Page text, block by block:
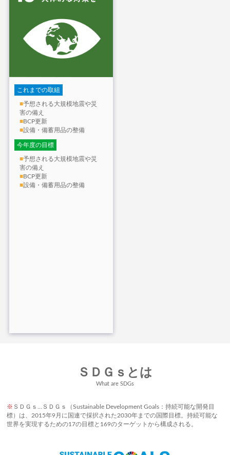
これまでの取組
■予想される大規模地震や災
害の備え
■BCP更新
■設備・備蓄用品の整備
今年度の目標
■予想される大規模地震や災
害の備え
■BCP更新
■設備・備蓄用品の整備
ＳＤＧｓとは
What are SDGs
※ ＳＤＧｓ…ＳＤＧｓ（Sustainable Development Goals：持続可能な開発目
標）は、2015年9月に国連で採択された2030年までの国際目標。持続可能な
世界を実現するための17の目標と169のターゲットから構成される。